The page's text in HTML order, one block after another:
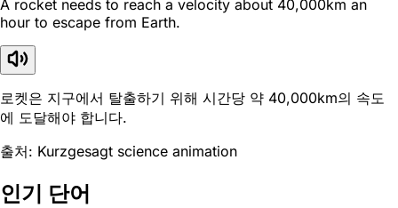
A rocket needs to reach a velocity about 40,000km an
hour to escape from Earth.
로켓은 지구에서 탈출하기 위해 시간당 약 40,000km의 속도
에 도달해야 합니다.
출처: Kurzgesagt science animation
인기 단어